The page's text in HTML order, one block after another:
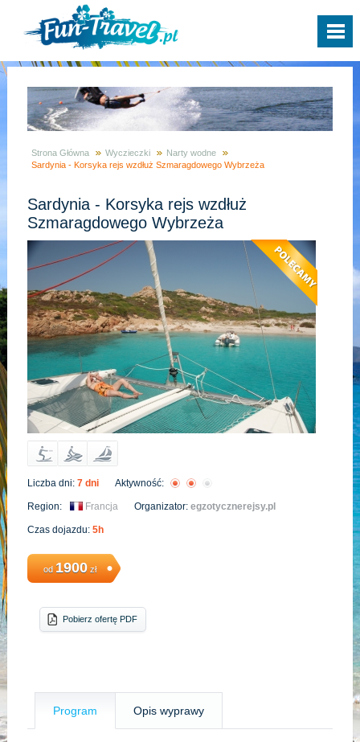
Strona Główna Wyczieczki
Narty wodne
Sardynia - Korsyka rejs wzdłuż Szmaragdowego Wybrzeża
Sardynia - Korsyka rejs wzdłuż
Szmaragdowego Wybrzeża
Liczba dni: 7 dni Aktywność:
Region: Francja Organizator: egzotycznerejsy.pl
Czas dojazdu: 5h
od 1900zł
Pobierz ofertę PDF
Program Opis wyprawy